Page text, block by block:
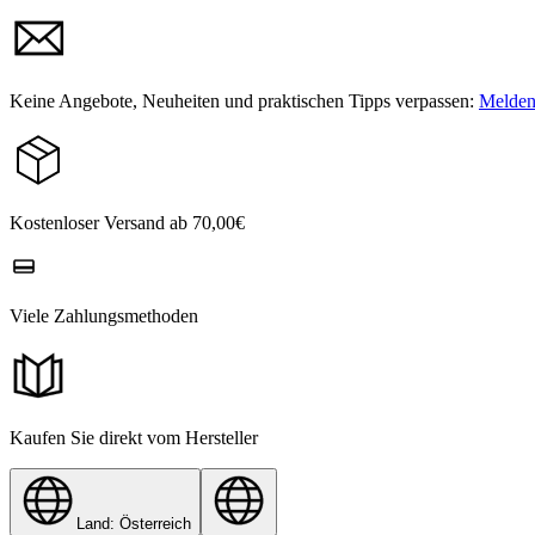
Keine Angebote, Neuheiten und praktischen Tipps verpassen:
Kostenloser Versand ab 70,00€
Viele Zahlungsmethoden
Kaufen Sie direkt vom Hersteller
Land: Österreich